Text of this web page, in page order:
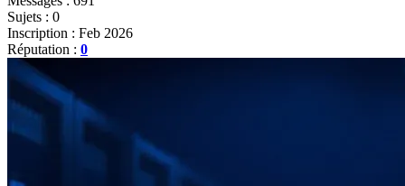
Sujets : 0
Inscription : Feb 2026
Réputation : 0